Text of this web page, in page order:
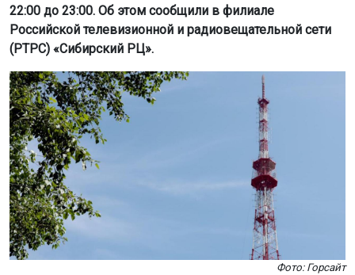
22:00 до 23:00. Об этом сообщили в филиале
Российской телевизионной и радиовещательной сети
(РТРС) «Сибирский РЦ».
Фото: Горсайт